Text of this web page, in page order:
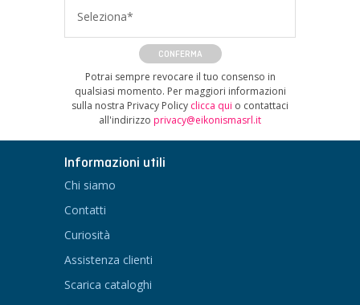
Seleziona*
CONFERMA
Potrai sempre revocare il tuo consenso in
qualsiasi momento. Per maggiori informazioni
sulla nostra Privacy Policy clicca qui o contattaci
all'indirizzo privacy@eikonismasrl.it
Informazioni utili
Chi siamo
Contatti
Curiosità
Assistenza clienti
Scarica cataloghi